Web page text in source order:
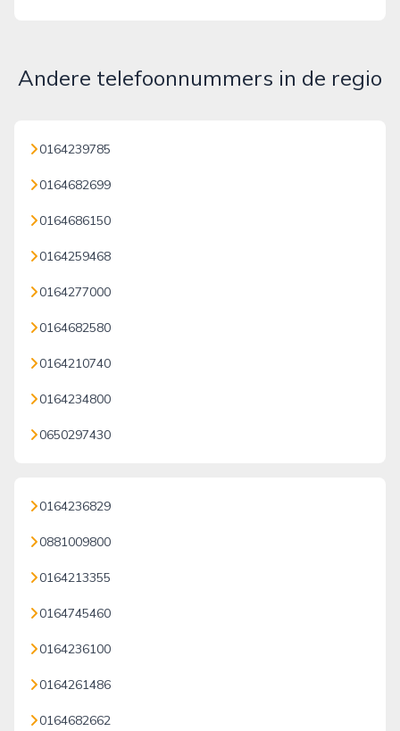
Andere telefoonnummers in de regio
0164239785
0164682699
0164686150
0164259468
0164277000
0164682580
0164210740
0164234800
0650297430
0164236829
0881009800
0164213355
0164745460
0164236100
0164261486
0164682662